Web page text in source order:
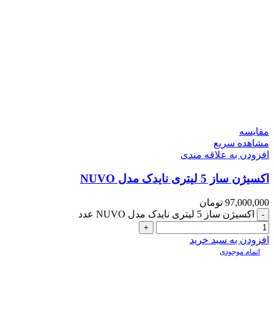
مقایسه
مشاهده سریع
افزودن به علاقه مندی
اکسیژن ساز 5 لیتری نایدک مدل NUVO
97,000,000 تومان
اکسیژن ساز 5 لیتری نایدک مدل NUVO عدد
افزودن به سبد خرید
اتمام موجودی